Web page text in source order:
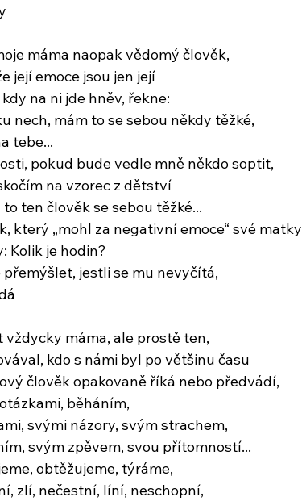
máma naopak vědomý člověk,
její emoce jsou jen její
na ni jde hněv, řekne:
nech, mám to se sebou někdy těžké,
tebe...
pokud bude vedle mně někdo soptit,
na vzorec z dětství
ten člověk se sebou těžké...
který „mohl za negativní emoce“ své matky
Kolik je hodin?
jestli se mu nevyčítá,
vždycky máma, ale prostě ten,
kdo s námi byl po většinu času
člověk opakovaně říká nebo předvádí,
běháním,
svými názory, svým strachem,
svým zpěvem, svou přítomností...
obtěžujeme, týráme,
zlí, nečestní, líní, neschopní,